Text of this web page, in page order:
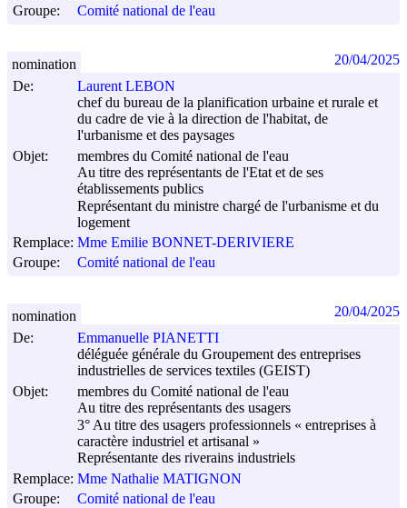
Groupe:
Comité national de l'eau
De:
Laurent LEBON
chef du bureau de la planification urbaine et rurale et
du cadre de vie à la direction de l'habitat, de
l'urbanisme et des paysages
Objet:
membres du Comité national de l'eau
Au titre des représentants de l'Etat et de ses
établissements publics
Représentant du ministre chargé de l'urbanisme et du
logement
Remplace: Mme Emilie BONNET-DERIVIERE
Groupe:
Comité national de l'eau
nomination 20/04/2025
De:
Emmanuelle PIANETTI
déléguée générale du Groupement des entreprises
industrielles de services textiles (GEIST)
Objet:
membres du Comité national de l'eau
Au titre des représentants des usagers
3° Au titre des usagers professionnels « entreprises à
caractère industriel et artisanal »
Représentante des riverains industriels
Remplace: Mme Nathalie MATIGNON
Groupe:
Comité national de l'eau
nomination 20/04/2025